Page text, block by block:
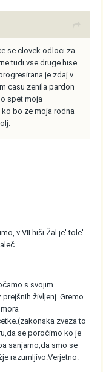
se clovek odloci za
tudi vse druge hise
je zdaj v
casu zenila pardon
spet moja
ko bo ze moja rodna
v VII.hiši.Žal je' tole'
s svojim
življenj. Gremo
zveza to
se poročimo ko je
sanjamo,da smo se
razumljivo.Verjetno.